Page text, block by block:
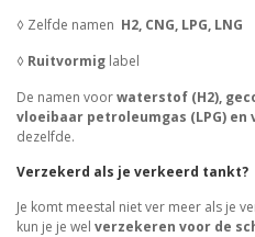
◊ Zelfde namen H2, CNG, LPG, LNG
◊ Ruitvormig label
De namen voorwaterstof (H2),
vloeibaar petroleumgas (LPG) en
dezelfde.
Verzekerd als je verkeerd tankt?
Je komt meestal niet ver meer als je
kun je je wel verzekeren voor de